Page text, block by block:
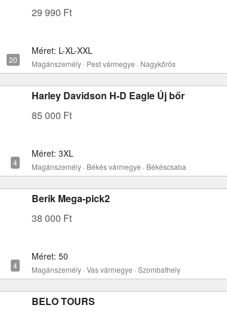
29 990 Ft
Méret: L-XL-XXL
Magánszemély · Pest vármegye · Nagykőrös
Harley Davidson H-D Eagle Új bőr
85 000 Ft
Méret: 3XL
Magánszemély · Békés vármegye · Békéscsaba
Berik Mega-pick2
38 000 Ft
Méret: 50
Magánszemély · Vas vármegye · Szombathely
BELO TOURS